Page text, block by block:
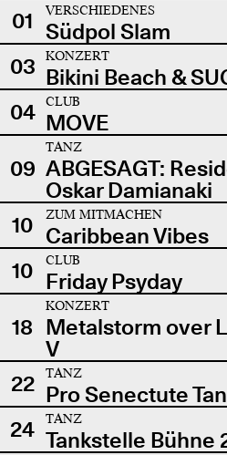
01
VERSCHIEDENES
Südpol Slam
03
KONZERT
Bikini Beach &
04
CLUB
MOVE
09
TANZ
ABGESAGT:
Oskar Damianaki
10
ZUM MITMACHEN
Caribbean Vibes
10
CLUB
Friday Psyday
18
KONZERT
Metalstorm over
V
22
TANZ
Pro Senectute
24
TANZ
Tankstelle Bühne